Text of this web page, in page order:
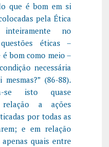
que é bom em si
pela Ética
inteiramente no
éticas –
é bom como meio –
necessária
(86-88).
se isto quase
relação a ações
por todas as
e em relação
quais entre